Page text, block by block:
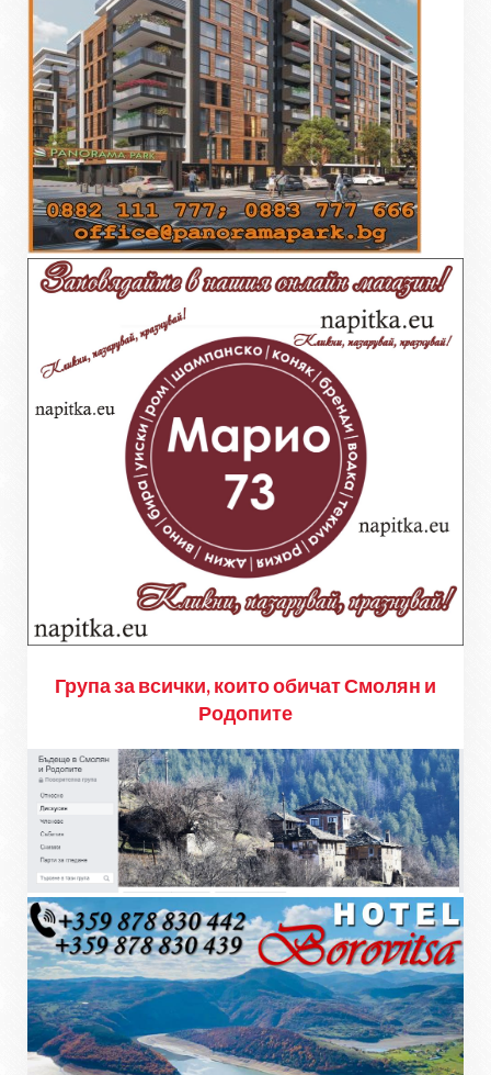
Група за всички, които обичат Смолян и
Родопите